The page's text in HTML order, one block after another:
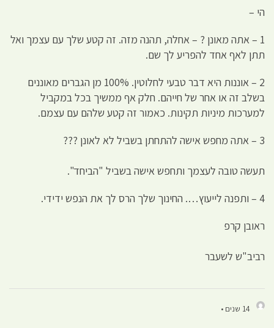
הי –
1 – אתה מאונן ? – אחלה, תהנה מזה. זה קטע שלך עם עצמך ואל
תתן לאף אחד להפריע לך שם.
2 – אוננות היא דבר טבעי לחלוטין. 100% מן הגברים מאוננים
בשלב זה או אחר של חייהם. חלק אף ממשיך בכל במקביל
למערכות מיניות תקינות. כאמור זה קטע שלהם עם עצמם.
3 – אתה מחפש אישה להתחתן בשביל לא לאונן ???
תעשה טובה לעצמך ותחפש אישה בשביל "הביחד".
4 – ותפנה לייעוץ…. החינוך שלך הרס לך את הנפש ידידי.
ראובן קרפ
רביב"ש לשעבר
14 שנים •